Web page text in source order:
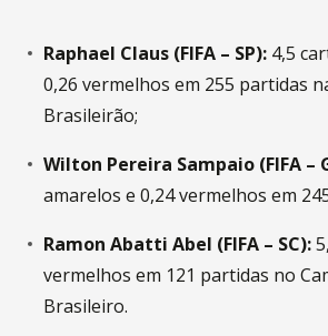
Raphael Claus (FIFA – SP): 4,5
0,26 vermelhos em 255 partidas
Brasileirão;
Wilton Pereira Sampaio (FIFA –
amarelos e 0,24 vermelhos em
Ramon Abatti Abel (FIFA – SC):
vermelhos em 121 partidas no
Brasileiro.